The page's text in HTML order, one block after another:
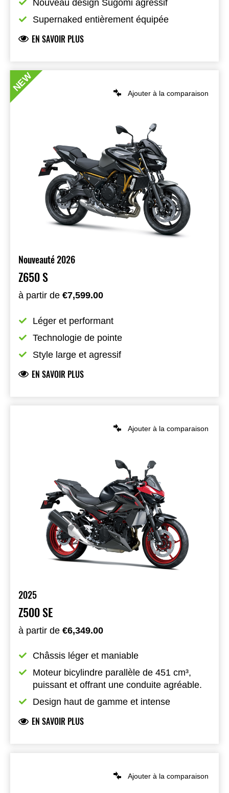
Nouveau design Sugomi agressif
Supernaked entièrement équipée
EN SAVOIR PLUS
Ajouter à la comparaison
Nouveauté 2026
Z650 S
à partir de €7,599.00
Léger et performant
Technologie de pointe
Style large et agressif
EN SAVOIR PLUS
NEW
Ajouter à la comparaison
2025
Z500 SE
à partir de €6,349.00
Châssis léger et maniable
Moteur bicylindre parallèle de 451 cm³,
puissant et offrant une conduite agréable.
Design haut de gamme et intense
EN SAVOIR PLUS
Ajouter à la comparaison